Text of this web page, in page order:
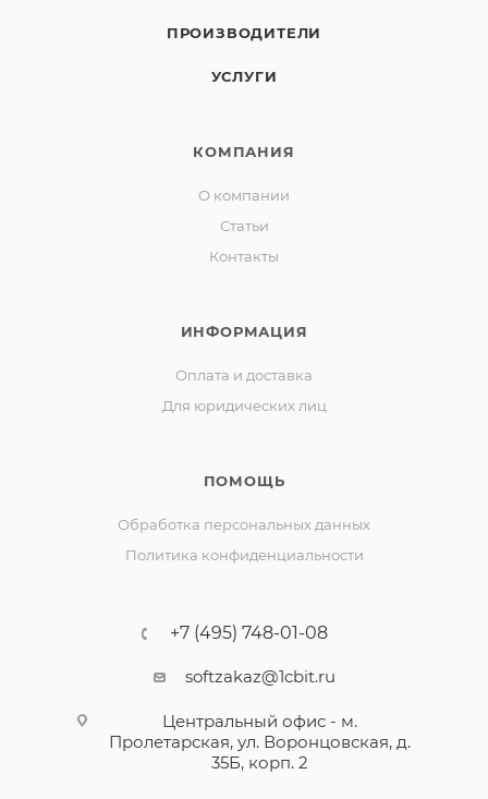
ПРОИЗВОДИТЕЛИ
УСЛУГИ
КОМПАНИЯ
О компании
Статьи
Контакты
ИНФОРМАЦИЯ
Оплата и доставка
Для юридических лиц
ПОМОЩЬ
Обработка персональных данных
Политика конфиденциальности
+7 (495) 748-01-08
softzakaz@1cbit.ru
Центральный офис - м.
Пролетарская, ул. Воронцовская, д.
35Б, корп. 2